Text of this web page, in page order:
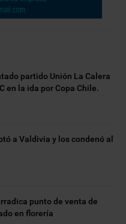
partido Unión La Calera
en la ida por Copa Chile.
a Valdivia y los condenó al
punto de venta de
en florería